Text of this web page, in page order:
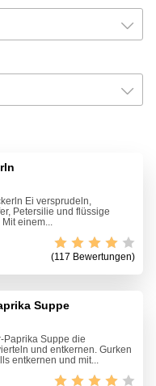
Ei versprudeln,
Petersilie und flüssige
einem...
(117 Bewertungen)
Suppe
Paprika Suppe die
und entkernen. Gurken
entkernen und mit...